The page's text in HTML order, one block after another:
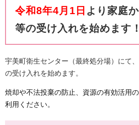
令和8年4月1日 より家庭
等の受け入れを始めます！
宇美町衛生センター（最終処分場）にて
の受け入れを始めます。
焼却や不法投棄の防止、資源の有効活用
利用ください。